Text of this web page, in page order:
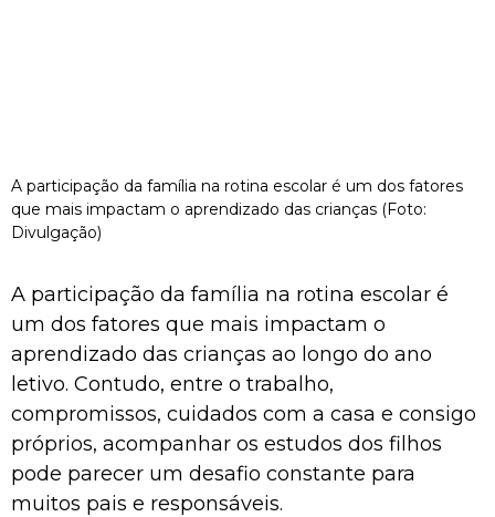
A participação da família na rotina escolar é um dos fatores
que mais impactam o aprendizado das crianças (Foto:
Divulgação)
A participação da família na rotina escolar é
um dos fatores que mais impactam o
aprendizado das crianças ao longo do ano
letivo. Contudo, entre o trabalho,
compromissos, cuidados com a casa e consigo
próprios, acompanhar os estudos dos filhos
pode parecer um desafio constante para
muitos pais e responsáveis.